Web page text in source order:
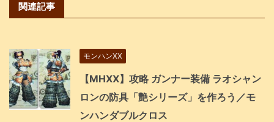
関連記事
モンハンXX
【MHXX】攻略 ガンナー装備 ラオシャン
ロンの防具「艶シリーズ」を作ろう／モ
ンハンダブルクロス